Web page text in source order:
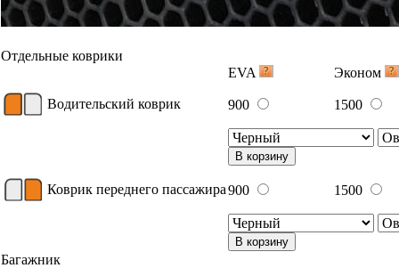
Отдельные коврики
EVA
Эконом
Водительский коврик 900 1500
В корзину
Коврик переднего пассажира900 1500
В корзину
Багажник